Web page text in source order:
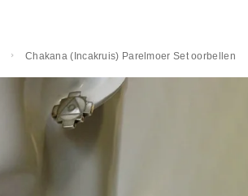
Chakana (Incakruis) Parelmoer Set oorbellen